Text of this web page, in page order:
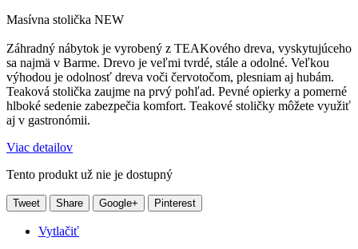
Masívna stolička NEW
Záhradný nábytok je vyrobený z TEAKového dreva, vyskytujúceho
sa najmä v Barme. Drevo je veľmi tvrdé, stále a odolné. Veľkou
výhodou je odolnosť dreva voči červotočom, plesniam aj hubám.
Teaková stolička zaujme na prvý pohľad. Pevné opierky a pomerné
hlboké sedenie zabezpečia komfort. Teakové stoličky môžete využiť
aj v gastronómii.
Viac detailov
Tento produkt už nie je dostupný
Tweet Share Google+ Pinterest
Vytlačiť